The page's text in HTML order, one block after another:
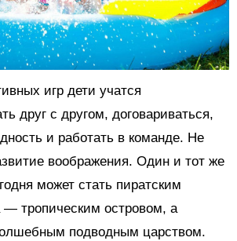
игр дети учатся
друг с другом, договариваться,
и работать в команде. Не
воображения. Один и тот же
может стать пиратским
— тропическим островом, а
подводным царством.